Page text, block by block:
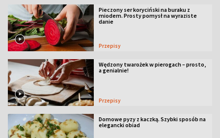
Pieczony ser koryciński na buraku z
miodem. Prosty pomysł na wyraziste
danie
Przepisy
Wędzony twarożek w pierogach – prosto,
a genialnie!
Przepisy
Domowe pyzy z kaczką. Szybki sposób na
elegancki obiad